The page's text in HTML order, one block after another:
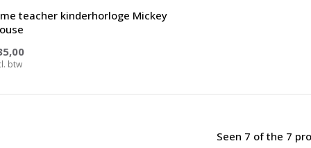
teacher kinderhorloge Mickey
btw
Seen 7 of the 7